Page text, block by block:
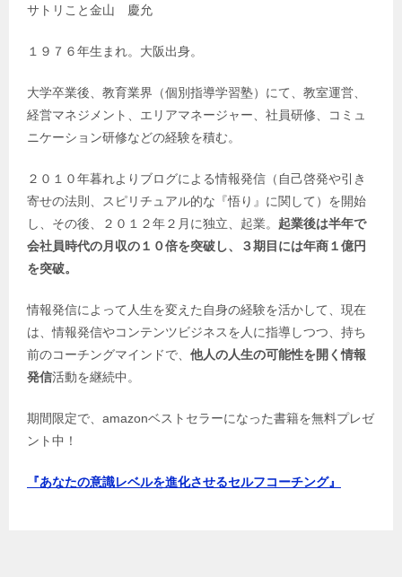
サトリこと金山 慶允
１９７６年生まれ。大阪出身。
大学卒業後、教育業界（個別指導学習塾）にて、教室運営、
経営マネジメント、エリアマネージャー、社員研修、コミュ
ニケーション研修などの経験を積む。
２０１０年暮れよりブログによる情報発信（自己啓発や引き
寄せの法則、スピリチュアル的な『悟り』に関して）を開始
し、その後、２０１２年２月に独立、起業。 起業後は半年で
会社員時代の月収の１０倍を突破し、３期目には年商１億円
を突破。
情報発信によって人生を変えた自身の経験を活かして、現在
は、情報発信やコンテンツビジネスを人に指導しつつ、持ち
前のコーチングマインドで、 他人の人生の可能性を開く情報
発信活動を継続中。
期間限定で、amazonベストセラーになった書籍を無料プレゼ
ント中！
『あなたの意識レベルを進化させるセルフコーチング』